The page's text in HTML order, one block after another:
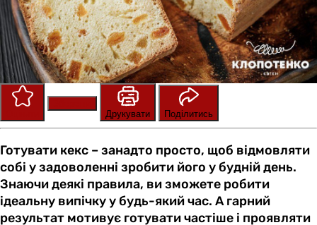
Друкувати
Поділитись
Готувати кекс – занадто просто, щоб відмовляти
собі у задоволенні зробити його у будній день.
Знаючи деякі правила, ви зможете робити
ідеальну випічку у будь-який час. А гарний
результат мотивує готувати частіше і проявляти